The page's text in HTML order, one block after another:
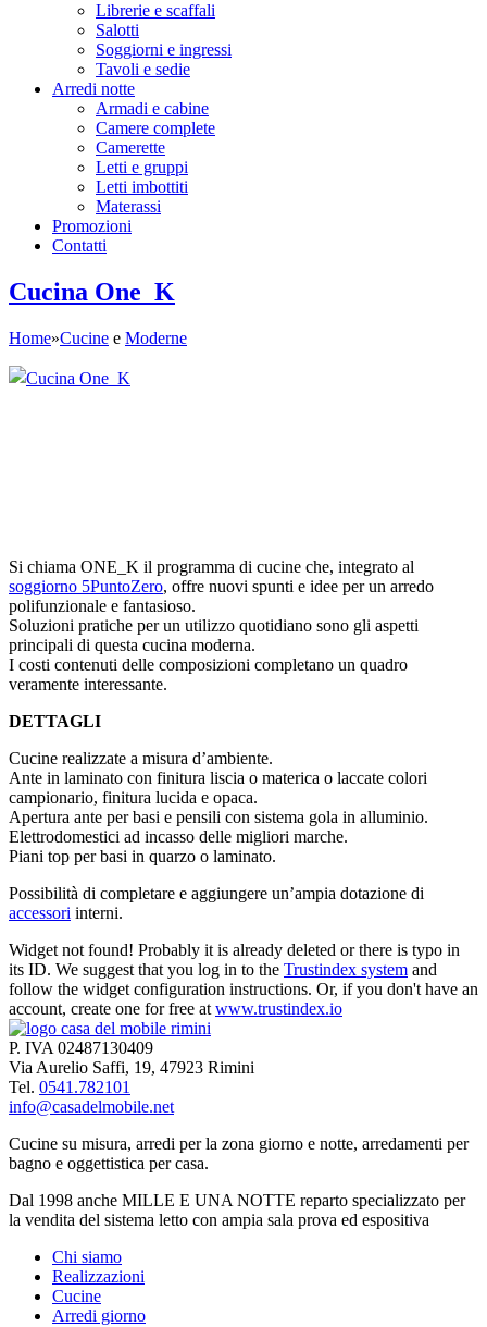
Librerie e scaffali
Salotti
Soggiorni e ingressi
Tavoli e sedie
Arredi notte
Armadi e cabine
Camere complete
Camerette
Letti e gruppi
Letti imbottiti
Materassi
Promozioni
Contatti
Cucina One_K
Home»Cucine e Moderne
Si chiama ONE_K il programma di cucine che, integrato al
soggiorno 5PuntoZero, offre nuovi spunti e idee per un arredo
polifunzionale e fantasioso.
Soluzioni pratiche per un utilizzo quotidiano sono gli aspetti
principali di questa cucina moderna.
I costi contenuti delle composizioni completano un quadro
veramente interessante.
DETTAGLI
Cucine realizzate a misura d’ambiente.
Ante in laminato con finitura liscia o materica o laccate colori
campionario, finitura lucida e opaca.
Apertura ante per basi e pensili con sistema gola in alluminio.
Elettrodomestici ad incasso delle migliori marche.
Piani top per basi in quarzo o laminato.
Possibilità di completare e aggiungere un’ampia dotazione di
accessori interni.
Widget not found! Probably it is already deleted or there is typo in
its ID. We suggest that you log in to the Trustindex system and
follow the widget configuration instructions. Or, if you don't have an
account, create one for free at www.trustindex.io
P. IVA 02487130409
Via Aurelio Saffi, 19, 47923 Rimini
Tel. 0541.782101
info@casadelmobile.net
Cucine su misura, arredi per la zona giorno e notte, arredamenti per
bagno e oggettistica per casa.
Dal 1998 anche MILLE E UNA NOTTE reparto specializzato per
la vendita del sistema letto con ampia sala prova ed espositiva
Chi siamo
Realizzazioni
Cucine
Arredi giorno